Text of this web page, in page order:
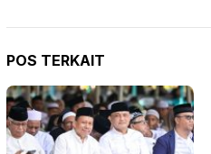
POS TERKAIT